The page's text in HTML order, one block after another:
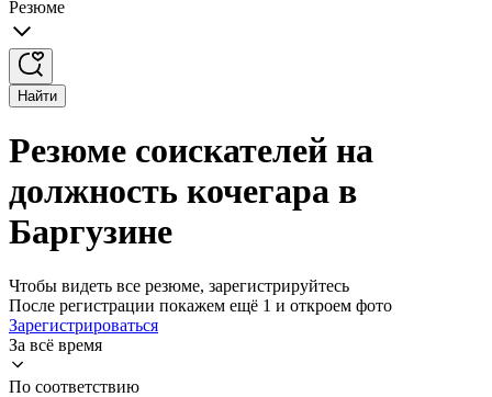
Резюме
Найти
Резюме соискателей на
должность кочегара в
Баргузине
Чтобы видеть все резюме, зарегистрируйтесь
После регистрации покажем ещё 1 и откроем фото
Зарегистрироваться
За всё время
По соответствию